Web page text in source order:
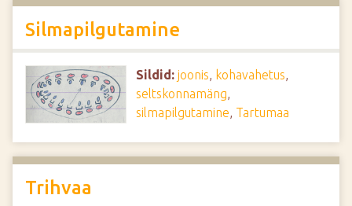
Silmapilgutamine
Sildid: joonis, kohavahetus,
seltskonnamäng,
silmapilgutamine, Tartumaa
Trihvaa